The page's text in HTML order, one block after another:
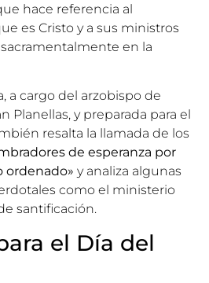
hace referencia al
es Cristo y a sus ministros
en la
a cargo del arzobispo de
Planellas, y preparada para el
resalta la llamada de los
de esperanza por
ordenado» y analiza algunas
como el ministerio
santificación.
el Día del